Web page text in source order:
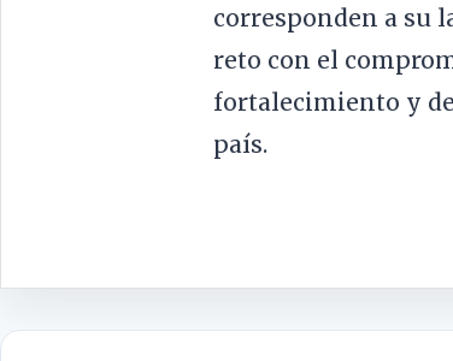
corresponden a su
reto con el
fortalecimiento y
país.